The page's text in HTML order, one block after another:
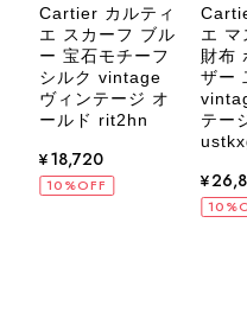
2026/08/05
Cartier カルティ
エ スカーフ ブル
ー 宝石モチーフ
シルク vintage
ヴィンテージ オ
ールド rit2hn
¥18,720
10%OFF
エ マ
財布
ザー
テー